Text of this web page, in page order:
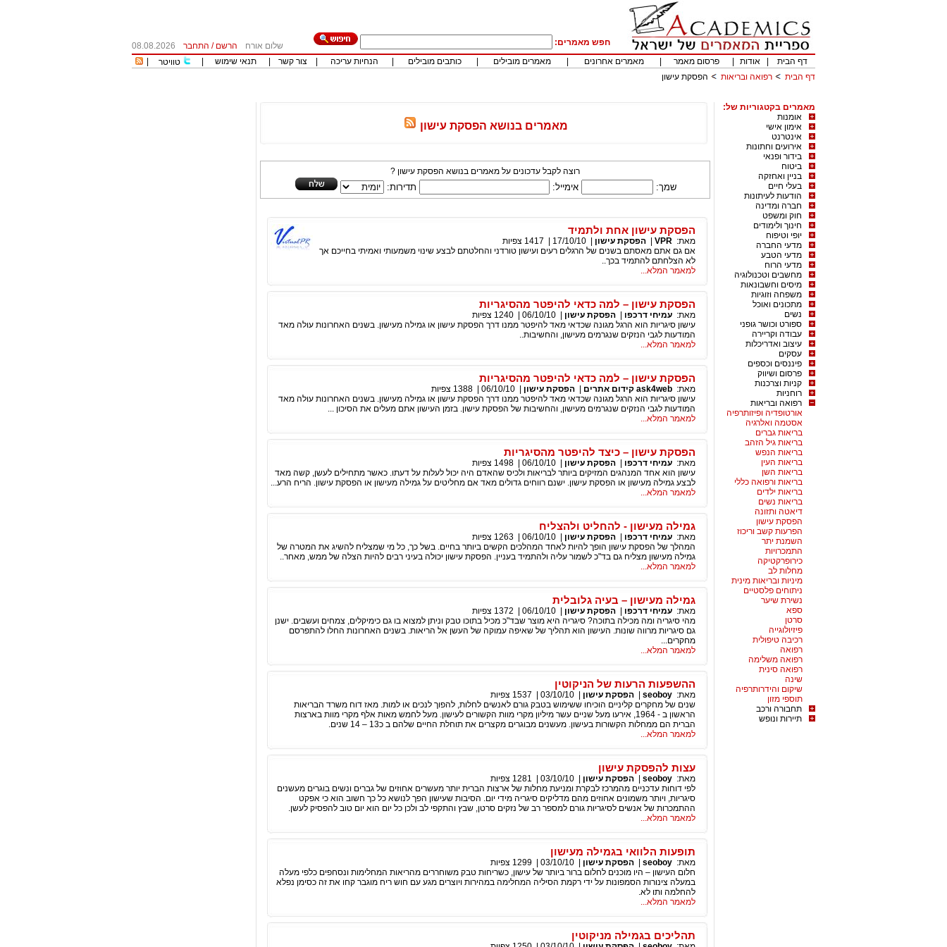
חפש מאמרים: שלום אורח הרשם / התחבר
08.08.2026
דף הבית
אודות פרסום מאמר מאמרים אחרונים מאמרים מובילים כותבים מובילים הנחיות עריכה צור קשר תנאי שימוש טוויטר
דף הבית
רפואה ובריאות הפסקת עישון
מאמרים בקטגוריות של:
אומנות
אימון אישי
אינטרנט
אירועים וחתונות
בידור ופנאי
ביטוח
בניין ואחזקה
בעלי חיים
הודעות לעיתונות
חברה ומדינה
חוק ומשפט
חינוך ולימודים
יופי וטיפוח
מדעי החברה
מדעי הטבע
מדעי הרוח
מחשבים וטכנולוגיה
מיסים וחשבונאות
משפחה וזוגיות
מתכונים ואוכל
נשים
ספורט וכושר גופני
עבודה וקריירה
עיצוב ואדריכלות
עסקים
פיננסים וכספים
פרסום ושיווק
קניות וצרכנות
רוחניות
רפואה ובריאות
אורטופדיה ופיזותרפיה
אסטמה ואלרגיה
בריאות גברים
בריאות גיל הזהב
בריאות הנפש
בריאות העין
בריאות השן
בריאות ורפואה כללי
בריאות ילדים
בריאות נשים
דיאטה ותזונה
הפסקת עישון
הפרעות קשב וריכוז
השמנת יתר
התמכרויות
כירופרקטיקה
מחלות לב
מיניות ובריאות מינית
ניתוחים פלסטיים
נשירת שיער
ספא
סרטן
פיזיולוגייה
רכיבה טיפולית
רפואה
רפואה משלימה
רפואה סינית
שינה
שיקום והידרותרפיה
תוספי מזון
תחבורה ורכב
תיירות ונופש
מאמרים בנושא הפסקת עישון
רוצה לקבל עדכונים על מאמרים בנושא הפסקת עישון ?
שמך: אימייל: תדירות:
הפסקת עישון אחת ולתמיד
מאת: VPR הפסקת עישון 17/10/10
1417 צפיות
אם גם אתם מאסתם בשנים של הרגלים רעים ועישון טורדני והחלטתם לבצע שינוי משמעותי ואמיתי בחייכם אך
לא הצלחתם להתמיד בכך..
למאמר המלא...
הפסקת עישון – למה כדאי להיפטר מהסיגריות
מאת: עמיחי דרכפו הפסקת עישון 06/10/10
1240 צפיות
עישון סיגריות הוא הרגל מגונה שכדאי מאד להיפטר ממנו דרך הפסקת עישון או גמילה מעישון. בשנים האחרונות עולה מאד
המודעות לגבי הנזקים שנגרמים מעישון, והחשיבות..
למאמר המלא...
הפסקת עישון – למה כדאי להיפטר מהסיגריות
מאת: ask4web קידום אתרים הפסקת עישון 06/10/10
1388 צפיות
עישון סיגריות הוא הרגל מגונה שכדאי מאד להיפטר ממנו דרך הפסקת עישון או גמילה מעישון. בשנים האחרונות עולה מאד
המודעות לגבי הנזקים שנגרמים מעישון, והחשיבות של הפסקת עישון. בזמן העישון אתם מעלים את הסיכון ...
למאמר המלא...
הפסקת עישון – כיצד להיפטר מהסיגריות
מאת: עמיחי דרכפו הפסקת עישון 06/10/10
1498 צפיות
עישון הוא אחד המנהגים המזיקים ביותר לבריאות ולכיס שהאדם היה יכול לעלות על דעתו. כאשר מתחילים לעשן, קשה מאד
לבצע גמילה מעישון או הפסקת עישון. ישנם רווחים גדולים מאד אם מחליטים על גמילה מעישון או הפסקת עישון. הריח הרע...
למאמר המלא...
גמילה מעישון - להחליט ולהצליח
מאת: עמיחי דרכפו הפסקת עישון 06/10/10
1263 צפיות
המהלך של הפסקת עישון הופך להיות לאחד המהלכים הקשים ביותר בחיים. בשל כך, כל מי שמצליח להשיג את המטרה של
גמילה מעישון מצליח גם בד"כ לשמור עליה ולהתמיד בעניין. הפסקת עישון יכולה בעיני רבים להיות הצלה של ממש, מאחר..
למאמר המלא...
גמילה מעישון – בעיה גלובלית
מאת: עמיחי דרכפו הפסקת עישון 06/10/10
1372 צפיות
מהי סיגריה ומה מכילה בתוכה? סיגריה היא מוצר שבד"כ מכיל בתוכו טבק וניתן למצוא בו גם כימיקלים, צמחים ועשבים. ישנן
גם סיגריות מרווה שונות. העישון הוא תהליך של שאיפה עמוקה של העשן אל הריאות. בשנים האחרונות החלו להתפרסם
מחקרים...
למאמר המלא...
ההשפעות הרעות של הניקוטין
מאת: seoboy הפסקת עישון 03/10/10
1537 צפיות
שנים של מחקרים קליניים הוכיחו ששימוש בטבק גורם לאנשים לחלות, להפוך לנכים או למות. מאז דוח משרד הבריאות
הראשון ב - 1964, אירעו מעל שניים עשר מיליון מקרי מוות הקשורים לעישון. מעל לחמש מאות אלף מקרי מוות בארצות
הברית הם ממחלות הקשורות בעישון. מעשנים מבוגרים מקצרים את תוחלת החיים שלהם ב כ13 – 14 שנים.
למאמר המלא...
עצות להפסקת עישון
מאת: seoboy הפסקת עישון 03/10/10
1281 צפיות
לפי דוחות עדכניים מהמרכז לבקרת ומניעת מחלות של ארצות הברית יותר מעשרים אחוזים של גברים ונשים בוגרים מעשנים
סיגריות, ויותר משמונים אחוזים מהם מדליקים סיגריה מידי יום. הסיבות שעישון הפך לנושא כל כך חשוב הוא כי אפקט
ההתמכרות של אנשים לסיגריות גורם למספר רב של נזקים סרטן, שבץ והתקפי לב ולכן כל יום הוא יום טוב להפסיק לעשן.
למאמר המלא...
תופעות הלוואי בגמילה מעישון
מאת: seoboy הפסקת עישון 03/10/10
1299 צפיות
חלום העישון – היו מוכנים לחלום ברור ביותר של עישון, כשריחות טבק משוחררים מהריאות המחלימות ונסחפים כלפי מעלה
במעלה צינורות הסמפונות על ידי רקמת הסיליה המחלימה במהירות ויוצרים מגע עם חוש ריח מוגבר קחו את זה כסימן נפלא
להחלמה ותו לא.
למאמר המלא...
תהליכים בגמילה מניקוטין